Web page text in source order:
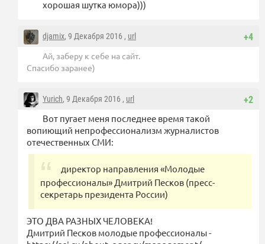
хорошая шутка юмора)))
+4
djamix, 9 Декабря 2016 , url
Ай, заберу к себе на сайт.
Спасибо заранее)
+2
Yurich, 9 Декабря 2016 , url
Вот пугает меня последнее время такой
вопиющий непрофессионализм журналистов
отечественных СМИ:
директор направления «Молодые
профессионалы» Дмитрий Песков (пресс-
секретарь президента России)
ЭТО ДВА РАЗНЫХ ЧЕЛОВЕКА!
Дмитрий Песков молодые профессионалы -